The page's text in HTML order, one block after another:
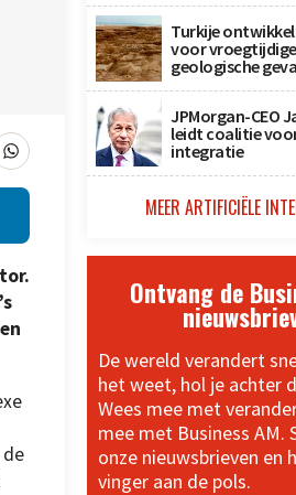
Turkije
voor
geologische
JPMorgan-CEO
leidt coalitie
integratie
MEER ARTIFICIËLE
Ontvang de
De wereld verandert
het weet, hol je achter
Wees mee met
mee met Business AM.
onze nieuwsbrieven en
vinger aan de pols.